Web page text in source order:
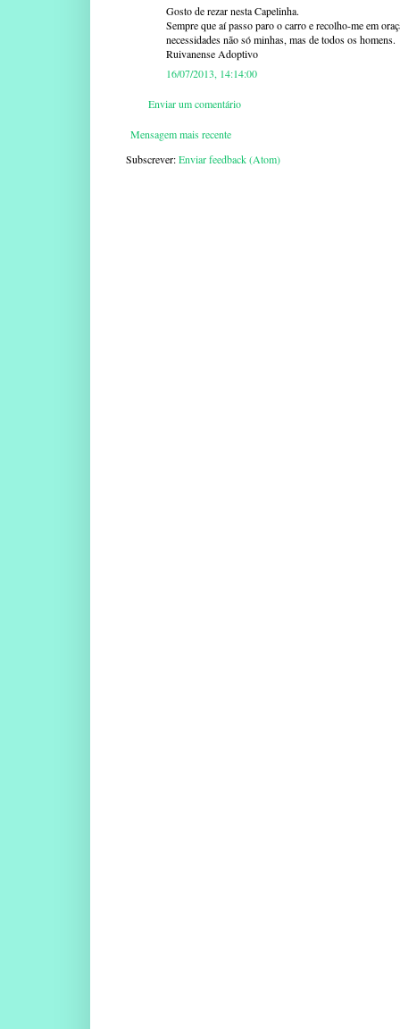
Gosto de rezar nesta Capelinha.
Sempre que aí passo paro o carro e recolho-me em
necessidades não só minhas, mas de todos os homens.
Ruivanense Adoptivo
16/07/2013, 14:14:00
Enviar um comentário
Mensagem mais recente
Subscrever:Enviar feedback (Atom)